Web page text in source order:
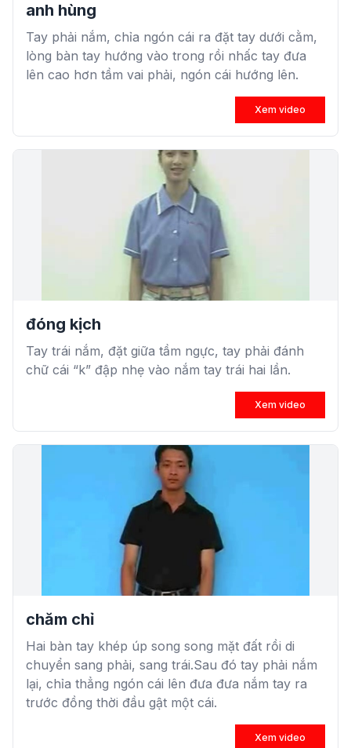
anh hùng
Tay phải nắm, chỉa ngón cái ra đặt tay dưới cằm,
lòng bàn tay hướng vào trong rồi nhấc tay đưa
lên cao hơn tầm vai phải, ngón cái hướng lên.
Xem video
đóng kịch
Tay trái nắm, đặt giữa tầm ngực, tay phải đánh
chữ cái “k” đập nhẹ vào nắm tay trái hai lần.
Xem video
chăm chỉ
Hai bàn tay khép úp song song mặt đất rồi di
chuyển sang phải, sang trái.Sau đó tay phải nắm
lại, chỉa thẳng ngón cái lên đưa đưa nắm tay ra
trước đồng thời đầu gật một cái.
Xem video